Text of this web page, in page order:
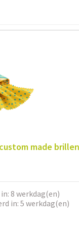
made
8 werkdag(en)
in: 5 werkdag(en)